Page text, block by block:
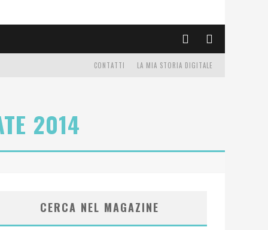
LA MIA STORIA DIGITALE
CONTATTI
2014
CERCA NEL MAGAZINE